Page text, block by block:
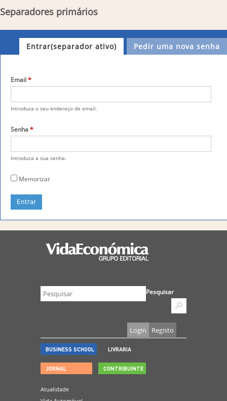
Separadores primários
Entrar(separador ativo) Pedir uma nova senha
Email*
Introduza o seu endereço de email.
Senha*
Introduza a sua senha.
Memorizar
Pesquisar
Login Registo
BUSINESS SCHOOL LIVRARIA
JORNAL
Atualidade
CONTRIBUINTE